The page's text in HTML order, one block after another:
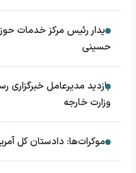
دیدار رئیس مرکز خدمات
حسینی
بازدید مدیرعامل خبرگزاری
وزارت خارجه
دموکرات‌ها: دادستان کل